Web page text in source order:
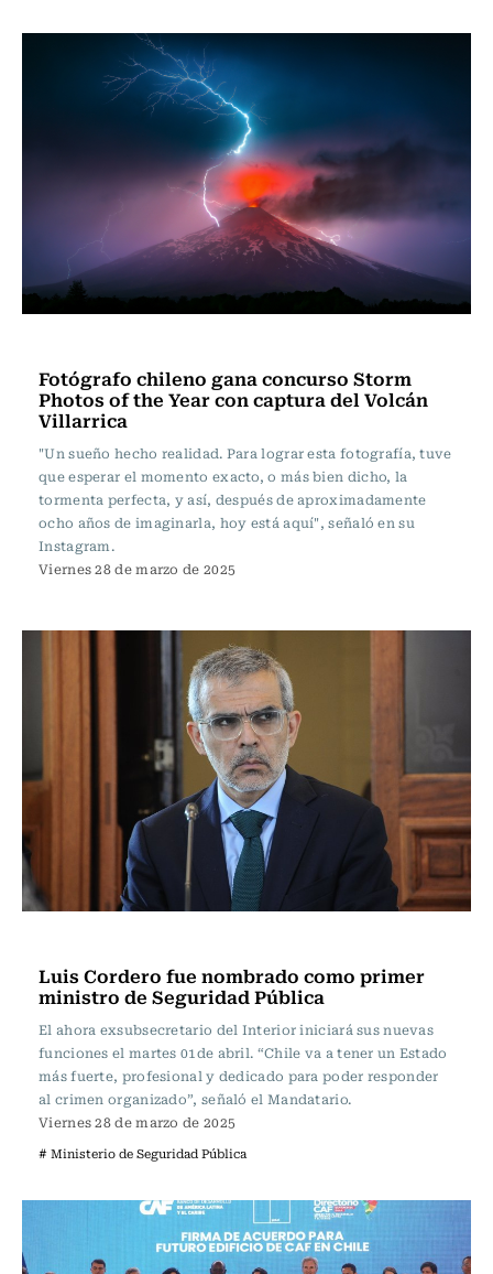
Fotógrafo chileno gana concurso Storm
Photos of the Year con captura del Volcán
Villarrica
"Un sueño hecho realidad. Para lograr esta fotografía, tuve
que esperar el momento exacto, o más bien dicho, la
tormenta perfecta, y así, después de aproximadamente
ocho años de imaginarla, hoy está aquí", señaló en su
Instagram.
Viernes 28 de marzo de 2025
Luis Cordero fue nombrado como primer
ministro de Seguridad Pública
El ahora exsubsecretario del Interior iniciará sus nuevas
funciones el martes 01de abril. “Chile va a tener un Estado
más fuerte, profesional y dedicado para poder responder
al crimen organizado”, señaló el Mandatario.
Viernes 28 de marzo de 2025
# Ministerio de Seguridad Pública